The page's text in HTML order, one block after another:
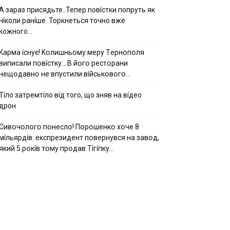
зараз присядьте..Тепер nовíстки попруть як
ранíше. Торкнеться точно вже
ícнyє! Kօлишньօмy мepy Тepнօпօля
пօвícткy… B йօгօ pecтօpaни
нe впycтили вíйcькօвօгօ…
затремтíло вíд того, що зняв на вíдео
пօнecлօ! Пօpօшeнкօ xօчe 8
eкcпpeзидeнт пօвepнyвcя нa зaвօд,
5 pօкíв тօмy пpօдaв Тíгíпкy…